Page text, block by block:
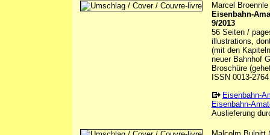
Marcel
Eisenbahn-
9/2013
56 Seiten /
illustrations,
(mit den
neuer Bahnhof
Broschüre
ISSN 0013-2764
Eisenbahn-
Eisenbahn-
Auslieferung